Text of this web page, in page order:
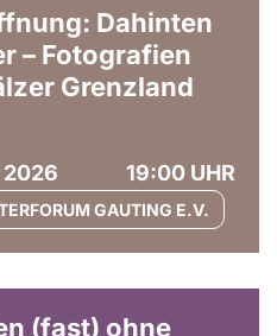
Dahinten
– Fotografien
Grenzland
2026 19:00 UHR
GAUTING E.V.
(fast) ohne